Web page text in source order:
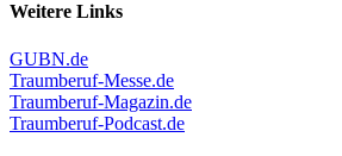
Weitere Links
GUBN.de
Traumberuf-Messe.de
Traumberuf-Magazin.de
Traumberuf-Podcast.de